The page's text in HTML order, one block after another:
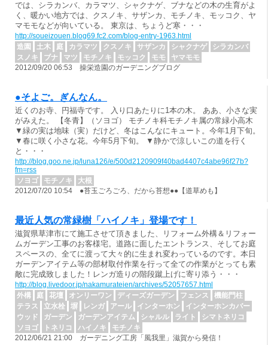
では、シラカンバ、カラマツ、シャクナゲ、ブナなどの木の生育がよ
く、暖かい地方では、クスノキ、サザンカ、モチノキ、モッコク、ヤ
マモモなどが向いている。 東京は、ちょうど寒・・・
http://soueizouen.blog69.fc2.com/blog-entry-1963.html
造園
土木 庭 カラマツ クスノキ サザンカ シャクナゲ
シラカンバ
スノキ
ブナ マツ モチノキ モッコク モモ
ヤマモモ
2012/09/20 06:53 操栄造園のガーデニングブログ
●そよご。ぎんなん。
近くのお寺、円福寺です。 入り口あたりに1本の木。 ああ、小さな実
がみえた。 【冬青】（ソヨゴ） モチノキ科モチノキ属の常緑小高木
▼緑の実は地味（実）だけど、冬はこんなにキュート。今年1月下旬。
▼春に咲く小さな花。今年5月下旬。 ▼静かで涼しいこの道を行く
と・・・
http://blog.goo.ne.jp/luna126/e/500d2120909f40bad4407c4abe96f27b?
fm=rss
ソヨゴ
モチノキ
大根
2012/07/20 10:54 ●苔玉ごろごろ、だから苔想●●【道草めも】
最近人気の常緑樹「ハイノキ」登場です！
滋賀県草津市にて施工させて頂きました、リフォーム外構＆リフォー
ムガーデン工事のお客様宅。道路に面したエントランス、そしてお庭
スペースの、全てに渡って大々的に生まれ変わっているのです。本日
ガーデンアイテム等の部材取付作業を行って全ての作業がとっても素
敵に完成致しました！レンガ造りの階段蹴上げに寄り添う・・・
http://blog.livedoor.jp/nakamurateien/archives/52057657.html
外構
庭 花壇 オンリーワン ディーズガーデン フェンス
機能門柱
テラス
立水栓 塀 レンガ アール インターホン
インターホンカバー
ウッド
ガーデン ガーデンアイテム シャルル ライト
シマトネリコ
ソヨゴ
トネリコ ハイノキ
モチノキ
2012/06/21 21:00 ガーデニング工房「風我里」滋賀から発信！